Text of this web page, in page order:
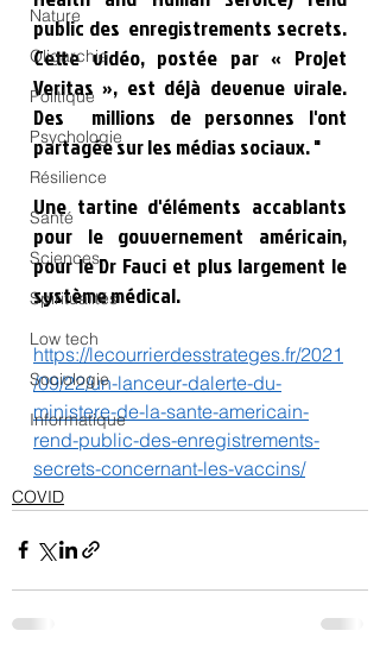
Nature
Oligarchie
Politique
Psychologie
Résilience
Santé
Sciences
Spiritualités
Low tech
Sociologie
Informatique
public des  enregistrements secrets.
Cette vidéo, postée par « Projet
Veritas », est déjà devenue virale.
Des  millions de personnes l'ont
partagée sur les médias sociaux. "
Une tartine d'éléments accablants
pour le gouvernement américain,
pour le Dr Fauci et plus largement le
système médical.
https://lecourrierdesstrateges.fr/2021
/09/22/un-lanceur-dalerte-du-
ministere-de-la-sante-americain-
rend-public-des-enregistrements-
secrets-concernant-les-vaccins/
COVID